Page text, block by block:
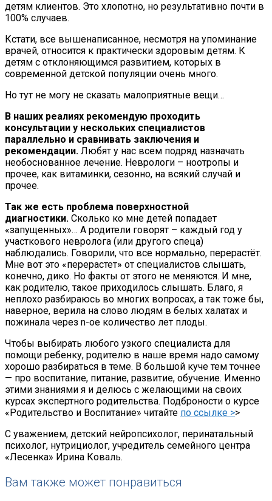
детям клиентов. Это хлопотно, но результативно почти в
100% случаев.
Кстати, все вышенаписанное, несмотря на упоминание
врачей, относится к практически здоровым детям. К
детям с отклоняющимся развитием, которых в
современной детской популяции очень много.
Но тут не могу не сказать малоприятные вещи…
В наших реалиях рекомендую проходить
консультации у нескольких специалистов
параллельно и сравнивать заключения и
рекомендации. Любят у нас всем подряд назначать
необоснованное лечение. Неврологи – ноотропы и
прочее, как витаминки, сезонно, на всякий случай и
прочее.
Так же есть проблема поверхностной
диагностики. Сколько ко мне детей попадает
«запущенных»… А родители говорят – каждый год у
участкового невролога (или другого спеца)
наблюдались. Говорили, что все нормально, перерастёт.
Мне вот это «перерастет» от специалистов слышать,
конечно, дико. Но факты от этого не меняются. И мне,
как родителю, такое приходилось слышать. Благо, я
неплохо разбираюсь во многих вопросах, а так тоже бы,
наверное, верила на слово людям в белых халатах и
пожинала через n-ое количество лет плоды.
Чтобы выбирать любого узкого специалиста для
помощи ребенку, родителю в наше время надо самому
хорошо разбираться в теме. В большой куче тем точнее
— про воспитание, питание, развитие, обучение. Именно
этими знаниями я и делюсь с желающими на своих
курсах экспертного родительства. Подброности о курсе
«Родительство и Воспитание» читайте по ссылке >>
С уважением, детский нейропсихолог, перинатальный
психолог, нутрициолог, учредитель семейного центра
«Лесенка» Ирина Коваль.
Вам также может понравиться